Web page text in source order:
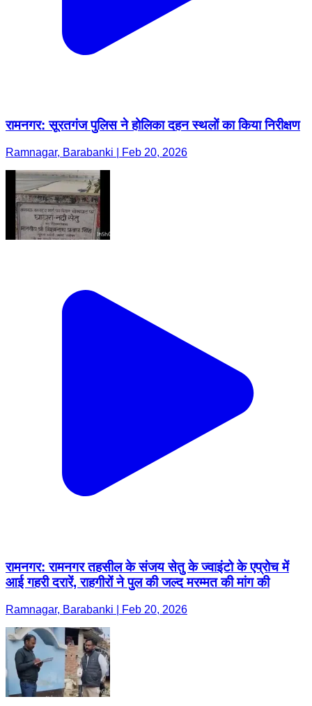
रामनगर: सूरतगंज पुलिस ने होलिका दहन स्थलों का किया निरीक्षण
Ramnagar, Barabanki | Feb 20, 2026
रामनगर: रामनगर तहसील के संजय सेतु के ज्वाइंटो के एप्रोच में
आई गहरी दरारें, राहगीरों ने पुल की जल्द मरम्मत की मांग की
Ramnagar, Barabanki | Feb 20, 2026